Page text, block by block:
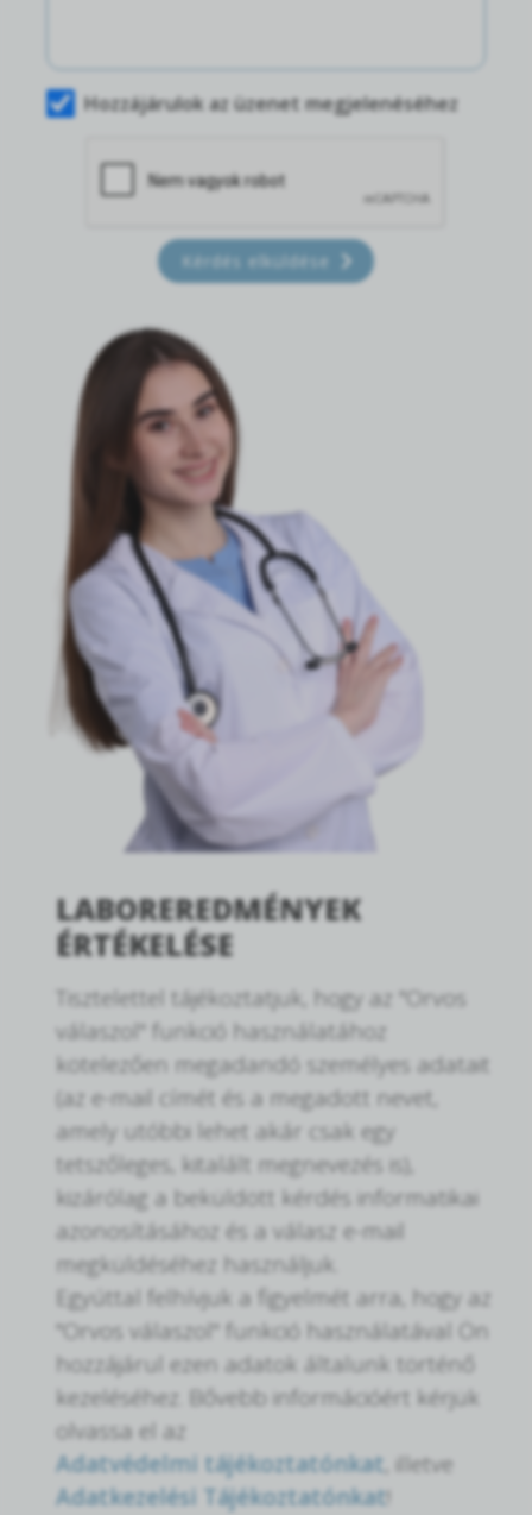
Hozzájárulok az üzenet megjelenéséhez
Kérdés elküldése
LABOREREDMÉNYEK
ÉRTÉKELÉSE
Tisztelettel tájékoztatjuk, hogy az "Orvos
válaszol" funkció használatához
kötelezően megadandó személyes adatait
(az e-mail címét és a megadott nevet,
amely utóbbi lehet akár csak egy
tetszőleges, kitalált megnevezés is),
kizárólag a beküldött kérdés informatikai
azonosításához és a válasz e-mail
megküldéséhez használjuk.
Egyúttal felhívjuk a figyelmét arra, hogy az
"Orvos válaszol" funkció használatával Ön
hozzájárul ezen adatok általunk történő
kezeléséhez. Bővebb információért kérjük
olvassa el az
Adatvédelmi tájékoztatónkat , illetve
Adatkezelési Tájékoztatónkat!